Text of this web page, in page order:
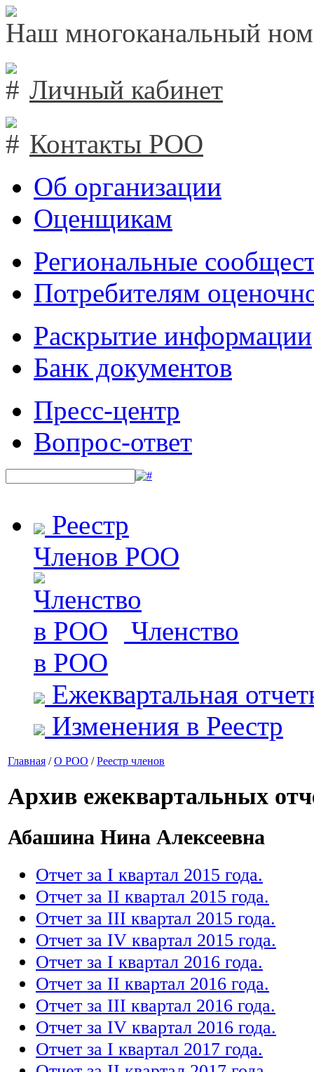
Наш многоканальный
Личный кабинет
Контакты РОО
Об организации
Оценщикам
Региональные
Потребителям
Раскрытие информации
Банк документов
Пресс-центр
Вопрос-ответ
Реестр
Членов РОО
Членство
в РОО
Ежеквартальная
Изменения в Реестр
Главная /О РОО /Реестр членов
Архив ежеквартальных
Абашина Нина Алексеевна
Отчет за I квартал 2015 года.
Отчет за II квартал 2015 года.
Отчет за III квартал 2015 года.
Отчет за IV квартал 2015 года.
Отчет за I квартал 2016 года.
Отчет за II квартал 2016 года.
Отчет за III квартал 2016 года.
Отчет за IV квартал 2016 года.
Отчет за I квартал 2017 года.